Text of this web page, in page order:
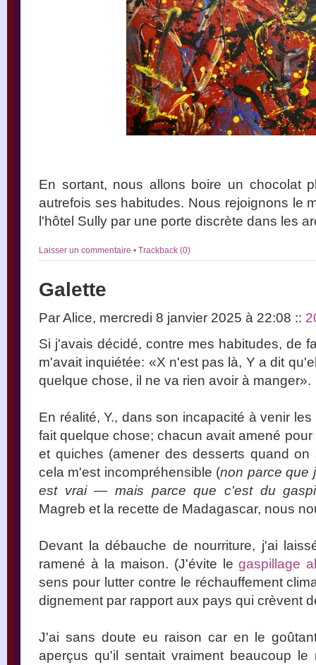
En sortant, nous allons boire un chocolat
autrefois ses habitudes. Nous rejoignons le
l'hôtel Sully par une porte discrète dans les
Laisser un commentaire • Trackback (0)
Galette
Par Alice, mercredi 8 janvier 2025 à 22:08 ::
Si j'avais décidé, contre mes habitudes, de
m'avait inquiétée: «X n'est pas là, Y a dit
quelque chose, il ne va rien avoir à manger».
En réalité, Y., dans son incapacité à venir
fait quelque chose; chacun avait amené
et quiches (amener des desserts quand
cela m'est incompréhensible (non parce que
est vrai — mais parce que c'est du
Magreb et la recette de Madagascar, nous
Devant la débauche de nourriture, j'ai
ramené à la maison. (J'évite legaspillage
sens pour lutter contre le réchauffement
dignement par rapport aux pays qui crèvent
J'ai sans doute eu raison car en le
aperçus qu'il sentait vraiment beaucoup